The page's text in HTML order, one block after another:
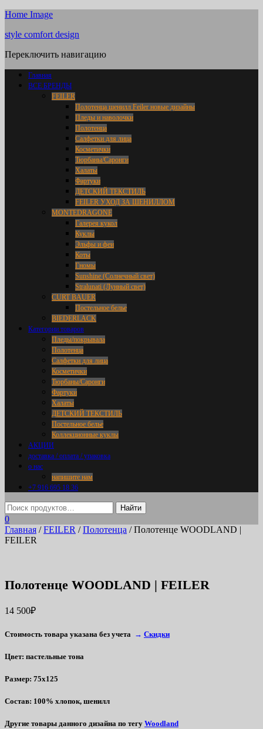
Home Image
style comfort design
Переключить навигацию
Главная
ВСЕ БРЕНДЫ
FEILER
Полотенца шенилл Feiler новые дизайны
Пледы и наволочки
Полотенца
Салфетки для лица
Косметички
Тюрбаны/Саронги
Халаты
Фартуки
ДЕТСКИЙ ТЕКСТИЛЬ
FEILER УХОД ЗА ШЕНИЛЛОМ
MONTEDRAGONE
Галерея кукол
Куклы
Эльфы и феи
Коты
Гномы
Sunshine (Солнечный свет)
Stralunati (Лунный свет)
CURT BAUER
Постельное белье
BIEDERLACK
Категории товаров
Пледы/покрывала
Полотенца
Салфетки для лица
Косметички
Тюрбаны/Саронги
Фартуки
Халаты
ДЕТСКИЙ ТЕКСТИЛЬ
Постельное белье
Коллекционные куклы
АКЦИИ
доставка / оплата / упаковка
о нас
напишите нам
+7 916 695 18 36
0
Главная /FEILER /Полотенца / Полотенце WOODLAND |
FEILER
Полотенце WOODLAND | FEILER
14 500₽
Стоимость товара указана без учета → Скидки
Цвет: пастельные тона
Размер: 75х125
Состав: 100% хлопок, шенилл
Другие товары данного дизайна по тегу Woodland